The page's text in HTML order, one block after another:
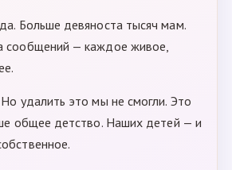
Больше девяноста тысяч мам.
сообщений — каждое живое,
удалить это мы не смогли. Это
общее детство. Наших детей — и